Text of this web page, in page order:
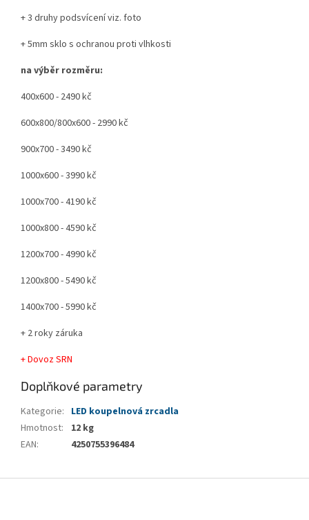
+ 3 druhy podsvícení viz. foto
+ 5mm sklo s ochranou proti vlhkosti
na výběr rozměru:
400x600 - 2490 kč
600x800/800x600 - 2990 kč
900x700 - 3490 kč
1000x600 - 3990 kč
1000x700 - 4190 kč
1000x800 - 4590 kč
1200x700 - 4990 kč
1200x800 - 5490 kč
1400x700 - 5990 kč
+ 2 roky záruka
+ Dovoz SRN
Doplňkové parametry
Kategorie: LED koupelnová zrcadla
Hmotnost:
12 kg
EAN: 4250755396484